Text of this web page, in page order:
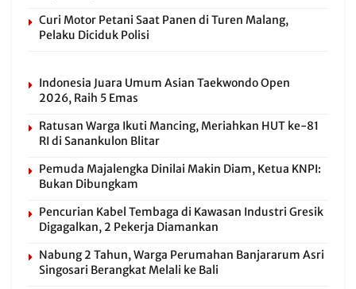
Curi Motor Petani Saat Panen di Turen Malang,
Pelaku Diciduk Polisi
Indonesia Juara Umum Asian Taekwondo Open
2026, Raih 5 Emas
Ratusan Warga Ikuti Mancing, Meriahkan HUT ke-81
RI di Sanankulon Blitar
Pemuda Majalengka Dinilai Makin Diam, Ketua KNPI:
Bukan Dibungkam
Pencurian Kabel Tembaga di Kawasan Industri Gresik
Digagalkan, 2 Pekerja Diamankan
Nabung 2 Tahun, Warga Perumahan Banjararum Asri
Singosari Berangkat Melali ke Bali